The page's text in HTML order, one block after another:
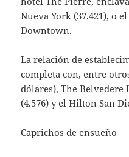
Nueva York (37.421), o
Downtown.
La relación de
completa con, entre
dólares), The Belvedere
(4.576) y el Hilton San
Caprichos de ensueño